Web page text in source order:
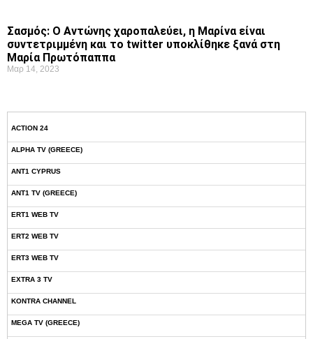
Σασμός: Ο Αντώνης χαροπαλεύει, η Μαρίνα είναι
συντετριμμένη και το twitter υποκλίθηκε ξανά στη
Μαρία Πρωτόπαππα
Μαρ 14, 2023
ACTION 24
ALPHA TV (GREECE)
ANT1 CYPRUS
ANT1 TV (GREECE)
ERT1 WEB TV
ERT2 WEB TV
ERT3 WEB TV
EXTRA 3 TV
KONTRA CHANNEL
MEGA TV (GREECE)